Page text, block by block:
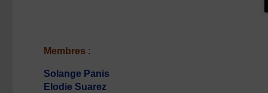
Membres :
Solange Panis
Elodie Suarez